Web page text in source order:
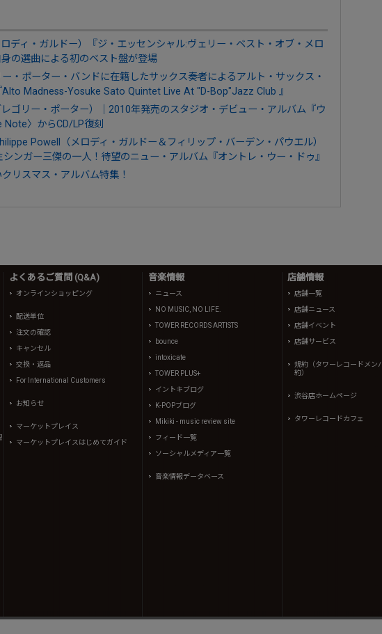
ディ・ガルドー）『ジ・エッセンシャル:ヴェリー・ベスト・オブ・メロ
の選曲による初のベスト盤が登場
・ポーター・バンドに在籍したサックス奏者によるアルト・サックス・
Madness-Yosuke Sato Quintet Live At "D-Bop"Jazz Club 』
ゴリー・ポーター）｜2010年発売のスタジオ・デビュー・アルバム『ウ
Note〉からCD/LP復刻
Powell（メロディ・ガルドー＆フィリップ・バーデン・パウエル）
シンガー三傑の一人！待望のニュー・アルバム『オントレ・ウー・ドゥ』
リスマス・アルバム特集！
よくあるご質問 (Q&A)
オンラインショッピング
配送単位
注文の確認
キャンセル
交換・返品
For International Customers
お知らせ
マーケットプレイス
マーケットプレイスはじめてガイド
音楽情報
ニュース
NO MUSIC, NO LIFE.
TOWER RECORDS ARTISTS
bounce
intoxicate
TOWER PLUS+
イントキブログ
K-POPブログ
Mikiki - music review site
フィード一覧
ソーシャルメディア一覧
音楽情報データベース
店舗情報
店舗一覧
店舗ニュース
店舗イベント
店舗サービス
規約（タワーレコードメン
約）
渋谷店ホームページ
タワーレコードカフェ